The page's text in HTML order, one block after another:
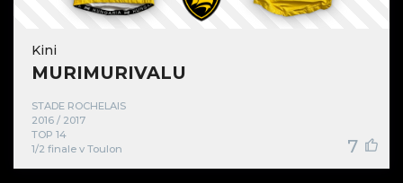
Kini
MURIMURIVALU
STADE ROCHELAIS
2016 / 2017
TOP 14
1/2 finale v Toulon
7